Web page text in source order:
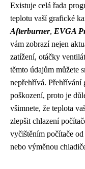
Existuje celá řada
teplotu vaší grafické
Afterburner, EVGA
vám zobrazí nejen
zatížení, otáčky
těmto údajům můžete
nepřehřívá. Přehřívání
poškození, proto je
všimnete, že teplota
zlepšit chlazení
vyčištěním počítače
nebo výměnou